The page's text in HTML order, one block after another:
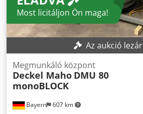
Most licitáljon Ön maga!
Az aukció
Bayern 607 km
Megmunkáló központ
Deckel Maho DMU 80
monoBLOCK